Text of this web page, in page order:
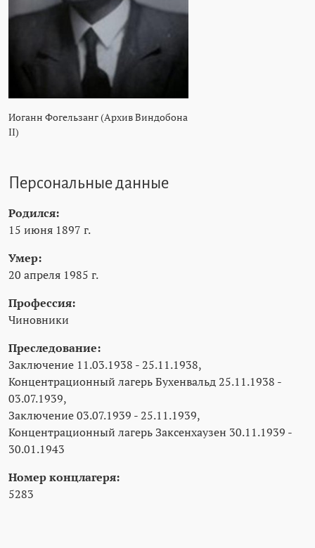
Иоганн Фогельзанг (Архив Виндобона
II)
Персональные данные
Родился:
15 июня 1897 г.
Умер:
20 апреля 1985 г.
Профессия:
Чиновники
Преследование:
Заключение 11.03.1938 - 25.11.1938,
Концентрационный лагерь Бухенвальд 25.11.1938 -
03.07.1939,
Заключение 03.07.1939 - 25.11.1939,
Концентрационный лагерь Заксенхаузен 30.11.1939 -
30.01.1943
Номер концлагеря:
5283